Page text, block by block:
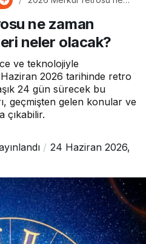
Etkileri neler olacak?
ne zaman
neler olacak?
ve teknolojiyle
2026 tarihinde retro
24 gün sürecek bu
geçmişten gelen konular ve
çıkabilir.
24 Haziran 2026,